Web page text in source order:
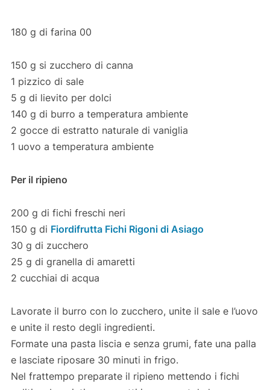
180 g di farina 00
150 g si zucchero di canna
1 pizzico di sale
5 g di lievito per dolci
140 g di burro a temperatura ambiente
2 gocce di estratto naturale di vaniglia
1 uovo a temperatura ambiente
Per il ripieno
200 g di fichi freschi neri
150 g di Fiordifrutta Fichi Rigoni di Asiago
30 g di zucchero
25 g di granella di amaretti
2 cucchiai di acqua
Lavorate il burro con lo zucchero, unite il sale e l’uovo
e unite il resto degli ingredienti.
Formate una pasta liscia e senza grumi, fate una palla
e lasciate riposare 30 minuti in frigo.
Nel frattempo preparate il ripieno mettendo i fichi